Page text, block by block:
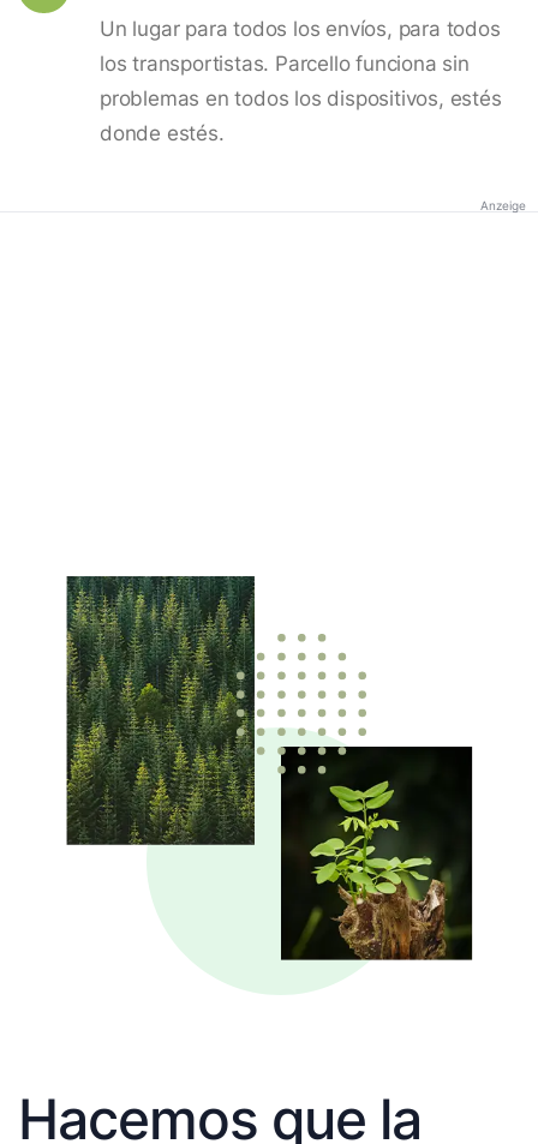
Un lugar para todos los envíos, para todos
los transportistas. Parcello funciona sin
problemas en todos los dispositivos, estés
donde estés.
Anzeige
Hacemos que la